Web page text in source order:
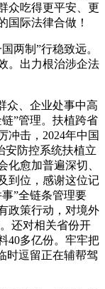
众吃得更平安、更
国际法律合做！
制”行稳致远。
。出力根治涉企法
、企业处事中高
”管理。扶植跨省
冲击，2024年中国
安防控系统扶植立
化愈加普遍深切、
到位，感谢这位记
”全链条管理要
政策行动，对境外
还对相关省份开
40多亿份。牢牢把
时逗留正在辅帮驾